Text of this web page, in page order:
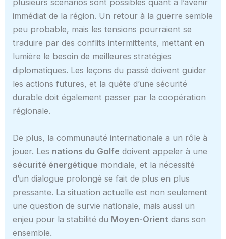
immédiat de la région. Un retour à la guerre semble
peu probable, mais les tensions pourraient se
traduire par des conflits intermittents, mettant en
lumière le besoin de meilleures stratégies
diplomatiques. Les leçons du passé doivent guider
les actions futures, et la quête d’une sécurité
durable doit également passer par la coopération
régionale.
De plus, la communauté internationale a un rôle à
jouer. Les nations du Golfe doivent appeler à une
sécurité énergétique mondiale, et la nécessité
d’un dialogue prolongé se fait de plus en plus
pressante. La situation actuelle est non seulement
une question de survie nationale, mais aussi un
enjeu pour la stabilité du Moyen-Orient dans son
ensemble.